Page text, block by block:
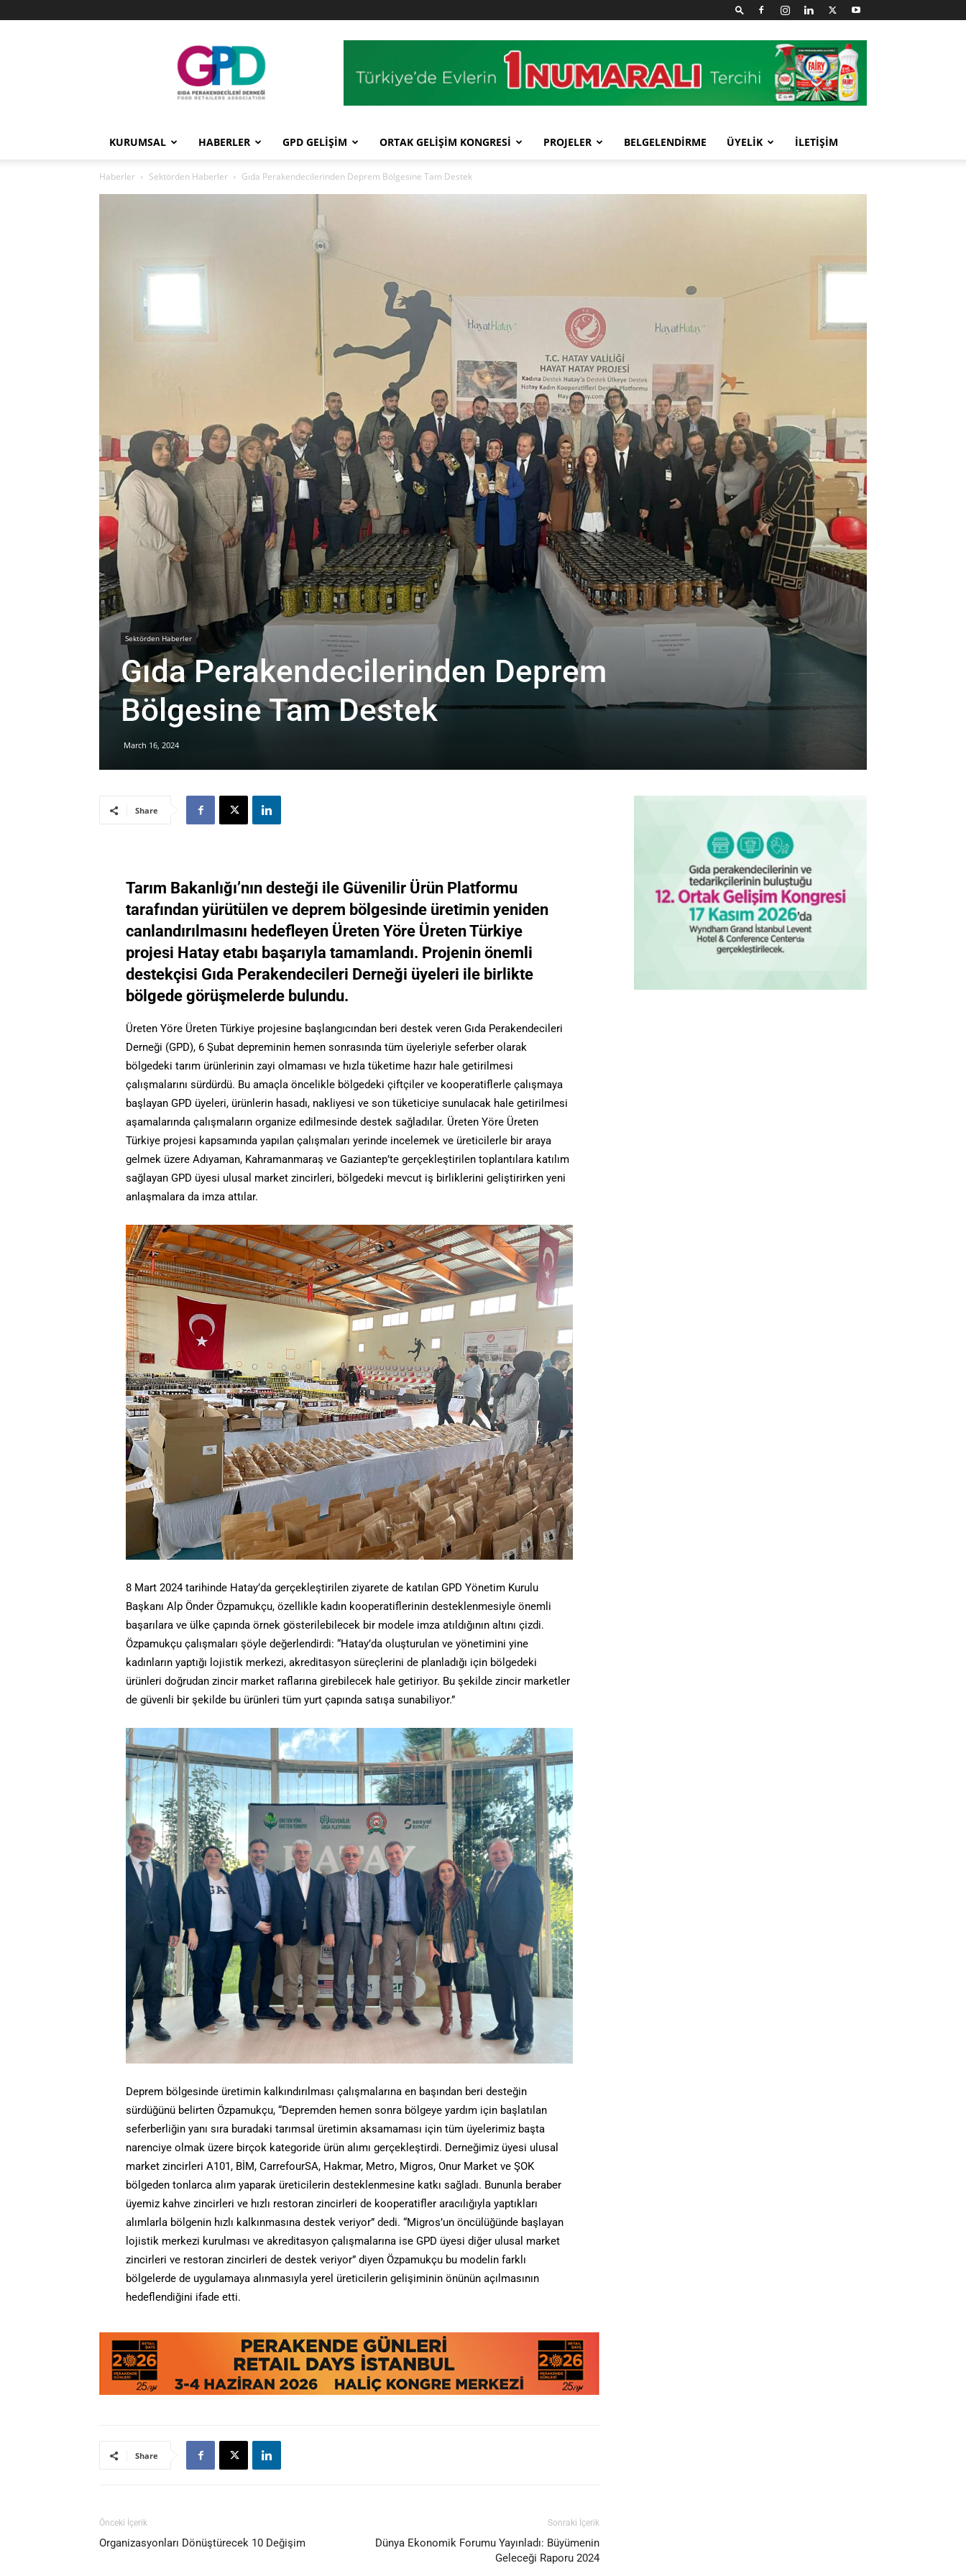
GPD
KURUMSAL HABERLER GPD GELİŞİM ORTAK GELİŞİM KONGRESİ PROJELER BELGELENDİRME ÜYELİK İLETİŞİM
Haberler Sektörden Haberler Gıda Perakendecilerinden Deprem Bölgesine Tam Destek
Sektörden Haberler
Gıda Perakendecilerinden Deprem
Bölgesine Tam Destek
March 16, 2024
Share
Tarım Bakanlığı’nın desteği ile Güvenilir Ürün Platformu
tarafından yürütülen ve deprem bölgesinde üretimin yeniden
canlandırılmasını hedefleyen Üreten Yöre Üreten Türkiye
projesi Hatay etabı başarıyla tamamlandı. Projenin önemli
destekçisi Gıda Perakendecileri Derneği üyeleri ile birlikte
bölgede görüşmelerde bulundu.
Üreten Yöre Üreten Türkiye projesine başlangıcından beri destek veren Gıda Perakendecileri
Derneği (GPD), 6 Şubat depreminin hemen sonrasında tüm üyeleriyle seferber olarak
bölgedeki tarım ürünlerinin zayi olmaması ve hızla tüketime hazır hale getirilmesi
çalışmalarını sürdürdü. Bu amaçla öncelikle bölgedeki çiftçiler ve kooperatiflerle çalışmaya
başlayan GPD üyeleri, ürünlerin hasadı, nakliyesi ve son tüketiciye sunulacak hale getirilmesi
aşamalarında çalışmaların organize edilmesinde destek sağladılar. Üreten Yöre Üreten
Türkiye projesi kapsamında yapılan çalışmaları yerinde incelemek ve üreticilerle bir araya
gelmek üzere Adıyaman, Kahramanmaraş ve Gaziantep’te gerçekleştirilen toplantılara katılım
sağlayan GPD üyesi ulusal market zincirleri, bölgedeki mevcut iş birliklerini geliştirirken yeni
anlaşmalara da imza attılar.
8 Mart 2024 tarihinde Hatay’da gerçekleştirilen ziyarete de katılan GPD Yönetim Kurulu
Başkanı Alp Önder Özpamukçu, özellikle kadın kooperatiflerinin desteklenmesiyle önemli
başarılara ve ülke çapında örnek gösterilebilecek bir modele imza atıldığının altını çizdi.
Özpamukçu çalışmaları şöyle değerlendirdi: “Hatay’da oluşturulan ve yönetimini yine
kadınların yaptığı lojistik merkezi, akreditasyon süreçlerini de planladığı için bölgedeki
ürünleri doğrudan zincir market raflarına girebilecek hale getiriyor. Bu şekilde zincir marketler
de güvenli bir şekilde bu ürünleri tüm yurt çapında satışa sunabiliyor.”
Deprem bölgesinde üretimin kalkındırılması çalışmalarına en başından beri desteğin
sürdüğünü belirten Özpamukçu, “Depremden hemen sonra bölgeye yardım için başlatılan
seferberliğin yanı sıra buradaki tarımsal üretimin aksamaması için tüm üyelerimiz başta
narenciye olmak üzere birçok kategoride ürün alımı gerçekleştirdi. Derneğimiz üyesi ulusal
market zincirleri A101, BİM, CarrefourSA, Hakmar, Metro, Migros, Onur Market ve ŞOK
bölgeden tonlarca alım yaparak üreticilerin desteklenmesine katkı sağladı. Bununla beraber
üyemiz kahve zincirleri ve hızlı restoran zincirleri de kooperatifler aracılığıyla yaptıkları
alımlarla bölgenin hızlı kalkınmasına destek veriyor” dedi. “Migros’un öncülüğünde başlayan
lojistik merkezi kurulması ve akreditasyon çalışmalarına ise GPD üyesi diğer ulusal market
zincirleri ve restoran zincirleri de destek veriyor” diyen Özpamukçu bu modelin farklı
bölgelerde de uygulamaya alınmasıyla yerel üreticilerin gelişiminin önünün açılmasının
hedeflendiğini ifade etti.
Share
Önceki İçerik
Organizasyonları Dönüştürecek 10 Değişim
Sonraki İçerik
Dünya Ekonomik Forumu Yayınladı: Büyümenin
Geleceği Raporu 2024